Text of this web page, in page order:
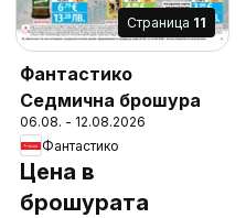
Cтраница 11
Фантастико
Седмична брошура
06.08. - 12.08.2026
Фантастико
Цена в
брошурата